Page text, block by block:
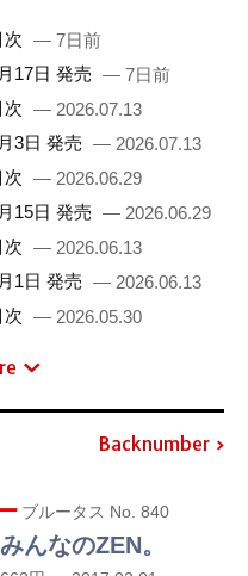
次 — 7日前
17日 発売 — 7日前
次 — 2026.07.13
3日 発売 — 2026.07.13
次 — 2026.06.29
15日 発売 — 2026.06.29
次 — 2026.06.13
1日 発売 — 2026.06.13
次 — 2026.05.30
Backnumber
ブルータス No. 840
みんなのZEN。